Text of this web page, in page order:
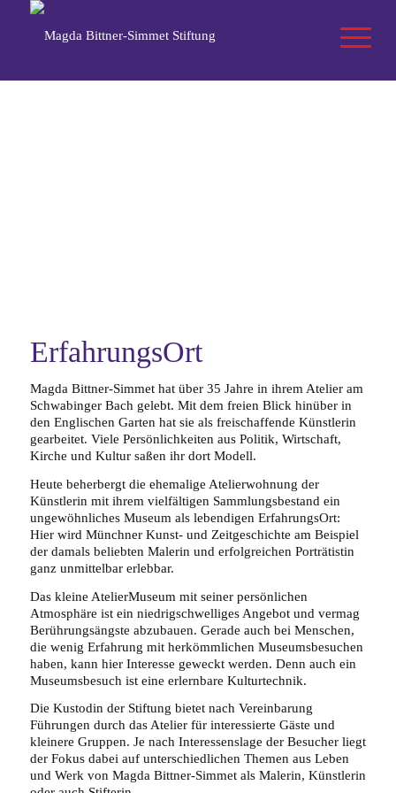
ErfahrungsOrt
Magda Bittner-Simmet hat über 35 Jahre in ihrem Atelier am
Schwabinger Bach gelebt. Mit dem freien Blick hinüber in
den Englischen Garten hat sie als freischaffende Künstlerin
gearbeitet. Viele Persönlichkeiten aus Politik, Wirtschaft,
Kirche und Kultur saßen ihr dort Modell.
Heute beherbergt die ehemalige Atelierwohnung der
Künstlerin mit ihrem vielfältigen Sammlungsbestand ein
ungewöhnliches Museum als lebendigen ErfahrungsOrt:
Hier wird Münchner Kunst- und Zeitgeschichte am Beispiel
der damals beliebten Malerin und erfolgreichen Porträtistin
ganz unmittelbar erlebbar.
Das kleine AtelierMuseum mit seiner persönlichen
Atmosphäre ist ein niedrigschwelliges Angebot und vermag
Berührungsängste abzubauen. Gerade auch bei Menschen,
die wenig Erfahrung mit herkömmlichen Museumsbesuchen
haben, kann hier Interesse geweckt werden. Denn auch ein
Museumsbesuch ist eine erlernbare Kulturtechnik.
Die Kustodin der Stiftung bietet nach Vereinbarung
Führungen durch das Atelier für interessierte Gäste und
kleinere Gruppen. Je nach Interessenslage der Besucher liegt
der Fokus dabei auf unterschiedlichen Themen aus Leben
und Werk von Magda Bittner-Simmet als Malerin, Künstlerin